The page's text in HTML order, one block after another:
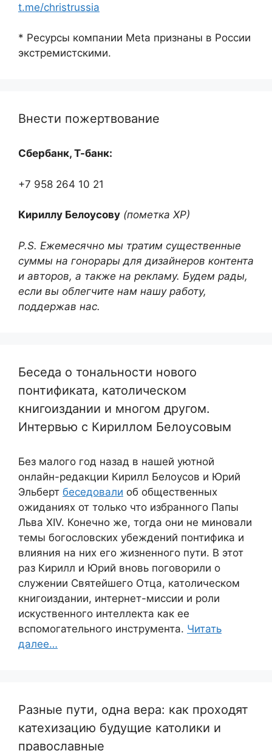
t.me/christrussia
* Ресурсы компании Meta признаны в России
экстремистскими.
Внести пожертвование
Сбербанк, Т-банк:
+7 958 264 10 21
Кириллу Белоусову (пометка ХР)
P.S. Ежемесячно мы тратим существенные
суммы на гонорары для дизайнеров контента
и авторов, а также на рекламу. Будем рады,
если вы облегчите нам нашу работу,
поддержав нас.
Беседа о тональности нового
понтификата, католическом
книгоиздании и многом другом.
Интервью с Кириллом Белоусовым
Без малого год назад в нашей уютной
онлайн-редакции Кирилл Белоусов и Юрий
Эльберт беседовали об общественных
ожиданиях от только что избранного Папы
Льва XIV. Конечно же, тогда они не миновали
темы богословских убеждений понтифика и
влияния на них его жизненного пути. В этот
раз Кирилл и Юрий вновь поговорили о
служении Святейшего Отца, католическом
книгоиздании, интернет-миссии и роли
искуственного интеллекта как ее
вспомогательного инструмента. Читать
далее…
Разные пути, одна вера: как проходят
катехизацию будущие католики и
православные